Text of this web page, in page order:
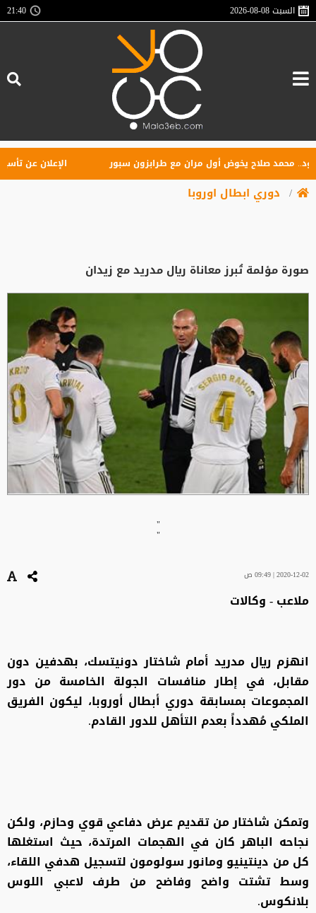
السبت2026-08-08
21:40
صلاح يخوض أول مران مع طرابزون سبور الإعلان عن تأسيس
دوري ابطال اوروبا
صورة مؤلمة تُبرز معاناة ريال مدريد مع زيدان
"
"
2020-12-02 | 09:49 ص
ملاعب - وكالات
انهزم ريال مدريد أمام شاختار دونيتسك، بهدفين دون
مقابل، في إطار منافسات الجولة الخامسة من دور
المجموعات بمسابقة دوري أبطال أوروبا، ليكون الفريق
الملكي مُهدداً بعدم التأهل للدور القادم.
وتمكن شاختار من تقديم عرض دفاعي قوي وحازم، ولكن
نجاحه الباهر كان في الهجمات المرتدة، حيث استغلها
كل من دينتينيو ومانور سولومون لتسجيل هدفي اللقاء،
وسط تشتت واضح وفاضح من طرف لاعبي اللوس
بلانكوس.